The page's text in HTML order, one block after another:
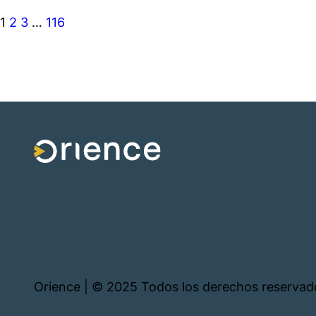
1 2 3 … 116
Orience | © 2025 Todos los derechos